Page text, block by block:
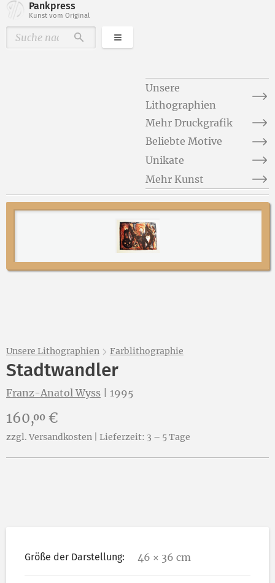
Pankpress
Kunst vom Original
DurchsuchenKategorien
Unsere
Lithographien
Mehr Druckgrafik
Beliebte Motive
Unikate
Mehr Kunst
Unsere Lithographien Farblithographie
Stadtwandler
Franz-Anatol Wyss 1995
Preis:
160,00 €
zzgl. Versandkosten | Lieferzeit: 3 – 5 Tage
Größe der Darstellung: 46 × 36 cm